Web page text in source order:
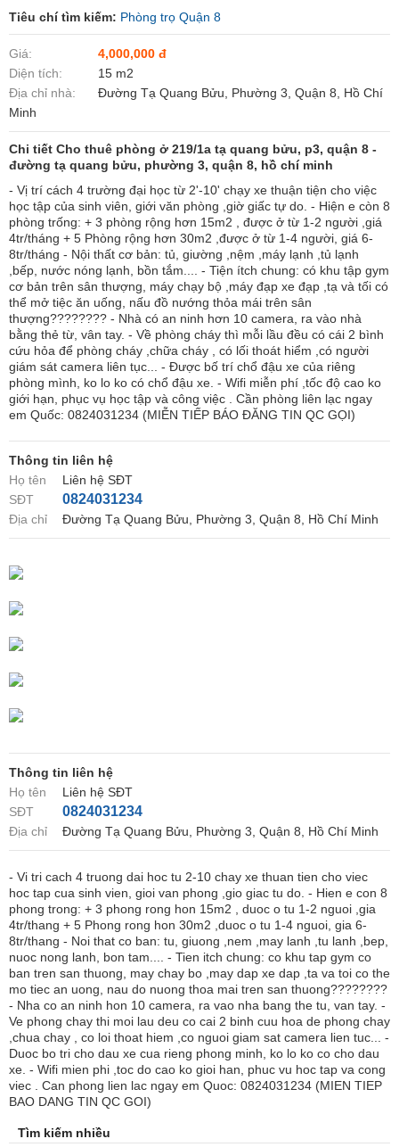
Tiêu chí tìm kiếm: Phòng trọ Quận 8
Giá:
4,000,000 đ
Diện tích:
15 m2
Địa chỉ nhà:
Đường Tạ Quang Bửu, Phường 3, Quận 8, Hồ Chí
Minh
Chi tiết Cho thuê phòng ở 219/1a tạ quang bửu, p3, quận 8 -
đường tạ quang bửu, phường 3, quận 8, hồ chí minh
- Vị trí cách 4 trường đại học từ 2'-10' chạy xe thuận tiện cho việc
học tập của sinh viên, giới văn phòng ,giờ giấc tự do. - Hiện e còn 8
phòng trống: + 3 phòng rộng hơn 15m2 , được ở từ 1-2 người ,giá
4tr/tháng + 5 Phòng rộng hơn 30m2 ,được ở từ 1-4 người, giá 6-
8tr/tháng - Nội thất cơ bản: tủ, giường ,nệm ,máy lạnh ,tủ lạnh
,bếp, nước nóng lạnh, bồn tắm.... - Tiện ítch chung: có khu tập gym
cơ bản trên sân thượng, máy chạy bộ ,máy đạp xe đạp ,tạ và tối có
thể mở tiệc ăn uống, nấu đồ nướng thỏa mái trên sân
thượng???????? - Nhà có an ninh hơn 10 camera, ra vào nhà
bằng thẻ từ, vân tay. - Về phòng cháy thì mỗi lầu đều có cái 2 bình
cứu hỏa để phòng cháy ,chữa cháy , có lối thoát hiểm ,có người
giám sát camera liên tục... - Được bố trí chổ đậu xe của riêng
phòng mình, ko lo ko có chổ đậu xe. - Wifi miễn phí ,tốc độ cao ko
giới hạn, phục vụ học tập và công việc . Cần phòng liên lạc ngay
em Quốc: 0824031234 (MIỄN TIẾP BÁO ĐĂNG TIN QC GỌI)
Thông tin liên hệ
Họ tên
Liên hệ SĐT
SĐT
0824031234
Địa chỉ Đường Tạ Quang Bửu, Phường 3, Quận 8, Hồ Chí Minh
Thông tin liên hệ
Họ tên
Liên hệ SĐT
SĐT
0824031234
Địa chỉ Đường Tạ Quang Bửu, Phường 3, Quận 8, Hồ Chí Minh
- Vi tri cach 4 truong dai hoc tu 2-10 chay xe thuan tien cho viec
hoc tap cua sinh vien, gioi van phong ,gio giac tu do. - Hien e con 8
phong trong: + 3 phong rong hon 15m2 , duoc o tu 1-2 nguoi ,gia
4tr/thang + 5 Phong rong hon 30m2 ,duoc o tu 1-4 nguoi, gia 6-
8tr/thang - Noi that co ban: tu, giuong ,nem ,may lanh ,tu lanh ,bep,
nuoc nong lanh, bon tam.... - Tien itch chung: co khu tap gym co
ban tren san thuong, may chay bo ,may dap xe dap ,ta va toi co the
mo tiec an uong, nau do nuong thoa mai tren san thuong????????
- Nha co an ninh hon 10 camera, ra vao nha bang the tu, van tay. -
Ve phong chay thi moi lau deu co cai 2 binh cuu hoa de phong chay
,chua chay , co loi thoat hiem ,co nguoi giam sat camera lien tuc... -
Duoc bo tri cho dau xe cua rieng phong minh, ko lo ko co cho dau
xe. - Wifi mien phi ,toc do cao ko gioi han, phuc vu hoc tap va cong
viec . Can phong lien lac ngay em Quoc: 0824031234 (MIEN TIEP
BAO DANG TIN QC GOI)
Tìm kiếm nhiều